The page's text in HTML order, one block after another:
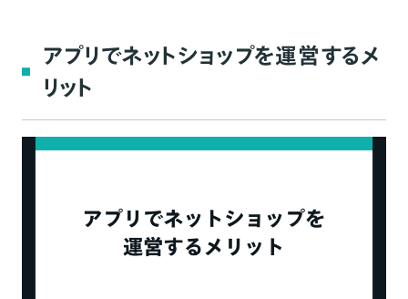
運用にかかるコスト（初期費用・月額利用
料・決済手数料など）が妥当か
ショップをどこまでカスタマイズできるか
直感的に操作できるか
決済方法の種類が豊富か
サポート体制は万全か
アプリでネットショップを運営するメ
リット